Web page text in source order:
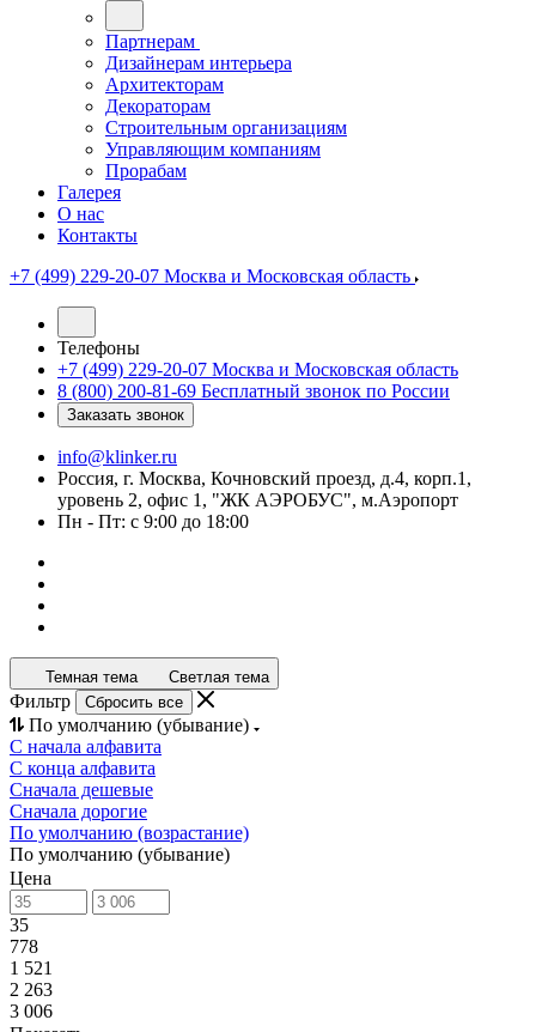
Партнерам
Дизайнерам интерьера
Архитекторам
Декораторам
Строительным организациям
Управляющим компаниям
Прорабам
Галерея
О нас
Контакты
+7 (499) 229-20-07 Москва и Московская область
Телефоны
+7 (499) 229-20-07 Москва и Московская область
8 (800) 200-81-69 Бесплатный звонок по России
Заказать звонок
info@klinker.ru
Россия, г. Москва, Кочновский проезд, д.4, корп.1,
уровень 2, офис 1, "ЖК АЭРОБУС", м.Аэропорт
Пн - Пт: с 9:00 до 18:00
Темная тема Светлая тема
Фильтр Сбросить все
По умолчанию (убывание)
С начала алфавита
С конца алфавита
Сначала дешевые
Сначала дорогие
По умолчанию (возрастание)
По умолчанию (убывание)
Цена
35
778
1 521
2 263
3 006